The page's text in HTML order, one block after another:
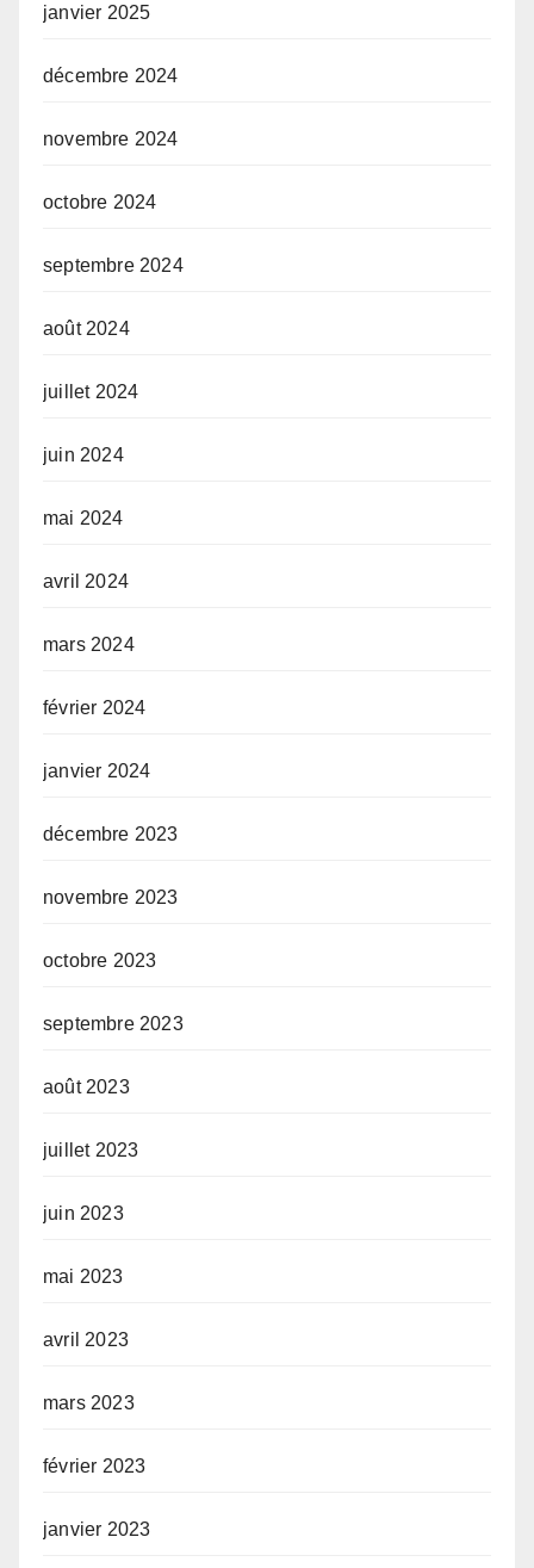
janvier 2025
décembre 2024
novembre 2024
octobre 2024
septembre 2024
août 2024
juillet 2024
juin 2024
mai 2024
avril 2024
mars 2024
février 2024
janvier 2024
décembre 2023
novembre 2023
octobre 2023
septembre 2023
août 2023
juillet 2023
juin 2023
mai 2023
avril 2023
mars 2023
février 2023
janvier 2023